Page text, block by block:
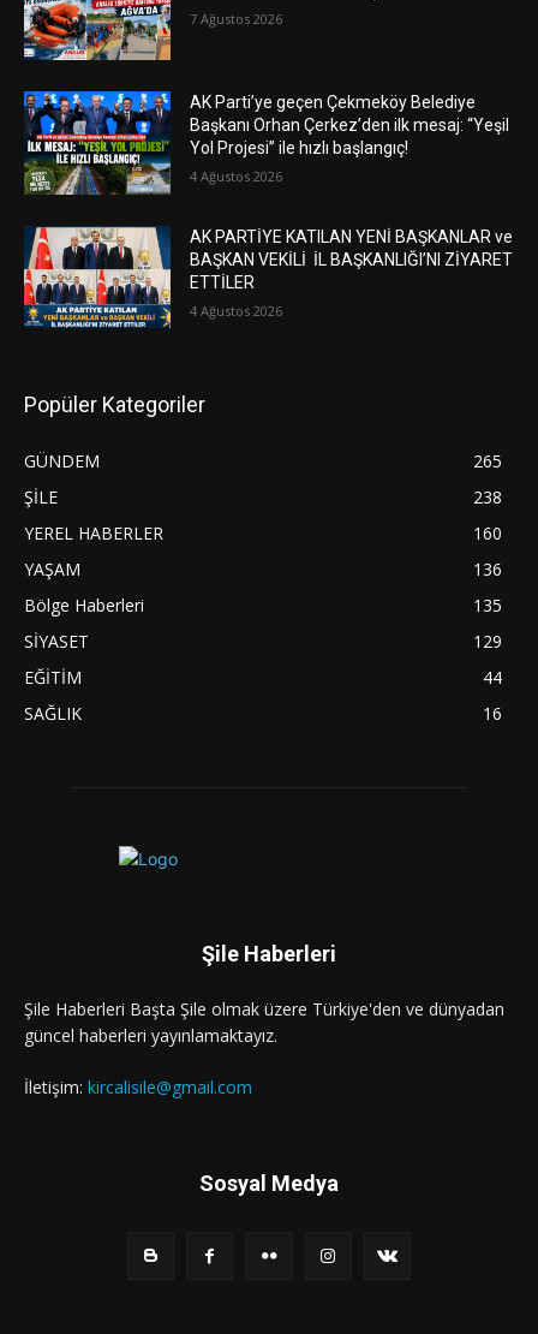
7 Ağustos 2026
AK Parti’ye geçen Çekmeköy Belediye
Başkanı Orhan Çerkez’den ilk mesaj: “Yeşil
Yol Projesi” ile hızlı başlangıç!
4 Ağustos 2026
AK PARTİYE KATILAN YENİ BAŞKANLAR ve
BAŞKAN VEKİLİ İL BAŞKANLIĞI’NI ZİYARET
ETTİLER
4 Ağustos 2026
Popüler Kategoriler
GÜNDEM
265
ŞİLE
238
YEREL HABERLER
160
YAŞAM
136
Bölge Haberleri
135
SİYASET
129
EĞİTİM
44
SAĞLIK
16
Şile Haberleri
Şile Haberleri Başta Şile olmak üzere Türkiye'den ve dünyadan
güncel haberleri yayınlamaktayız.
İletişim: kircalisile@gmail.com
Sosyal Medya